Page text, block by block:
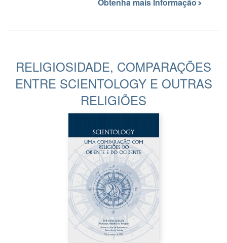
Obtenha mais Informação
RELIGIOSIDADE, COMPARAÇÕES
ENTRE SCIENTOLOGY E OUTRAS
RELIGIÕES